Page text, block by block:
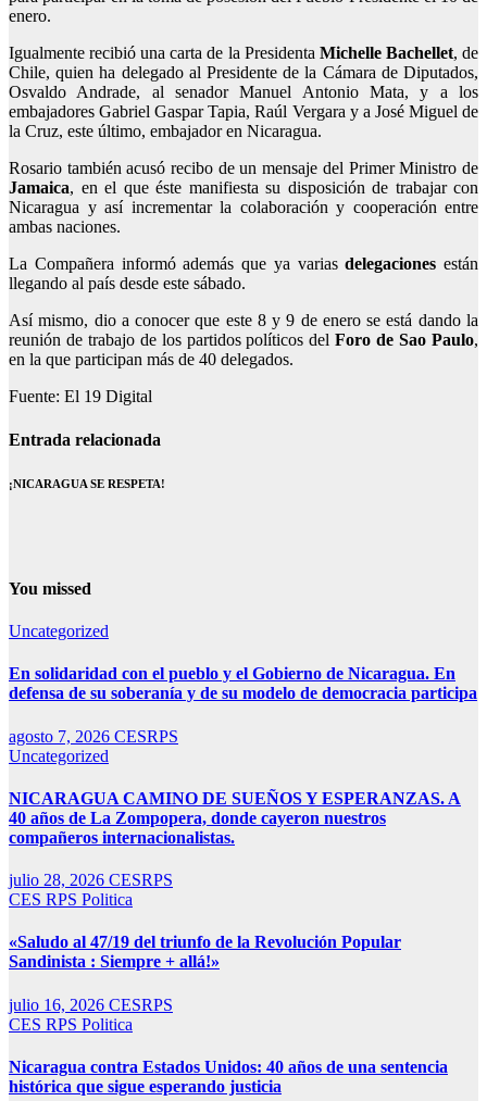
enero.
Igualmente recibió una carta de la Presidenta Michelle Bachellet, de
Chile, quien ha delegado al Presidente de la Cámara de Diputados,
Osvaldo Andrade, al senador Manuel Antonio Mata, y a los
embajadores Gabriel Gaspar Tapia, Raúl Vergara y a José Miguel de
la Cruz, este último, embajador en Nicaragua.
Rosario también acusó recibo de un mensaje del Primer Ministro de
Jamaica, en el que éste manifiesta su disposición de trabajar con
Nicaragua y así incrementar la colaboración y cooperación entre
ambas naciones.
La Compañera informó además que ya variasdelegaciones están
llegando al país desde este sábado.
Así mismo, dio a conocer que este 8 y 9 de enero se está dando la
reunión de trabajo de los partidos políticos delForo de Sao Paulo,
en la que participan más de 40 delegados.
Fuente: El 19 Digital
Entrada relacionada
¡NICARAGUA SE RESPETA!
You missed
Uncategorized
En solidaridad con el pueblo y el Gobierno de Nicaragua. En
defensa de su soberanía y de su modelo de democracia participa
agosto 7, 2026 CESRPS
Uncategorized
NICARAGUA CAMINO DE SUEÑOS Y ESPERANZAS. A
40 años de La Zompopera, donde cayeron nuestros
compañeros internacionalistas.
julio 28, 2026 CESRPS
CES RPS Politica
«Saludo al 47/19 del triunfo de la Revolución Popular
Sandinista : Siempre + allá!»
julio 16, 2026 CESRPS
CES RPS Politica
Nicaragua contra Estados Unidos: 40 años de una sentencia
histórica que sigue esperando justicia